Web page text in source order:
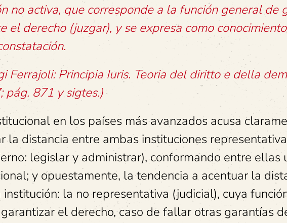
no activa, que corresponde a la función general de
el derecho (juzgar), y se expresa como
Ferrajoli: Principia Iuris. Teoria del diritto e della
pág. 871 y sigtes.)
en los países más avanzados acusa
la distancia entre ambas instituciones
legislar y administrar), conformando entre ellas
y opuestamente, la tendencia a acentuar la
la no representativa (judicial), cuya
el derecho, caso de fallar otras garantías